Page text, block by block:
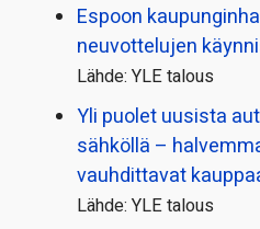
Espoon
neuvottelujen
Lähde: YLE talous
Yli puolet uusista
sähköllä –
vauhdittavat
Lähde: YLE talous